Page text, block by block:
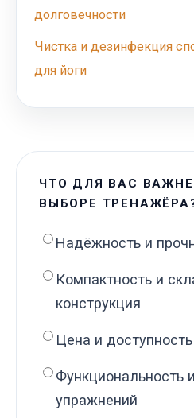
долговечности
Чистка и дезинфекция
для йоги
ЧТО ДЛЯ ВАС
ВЫБОРЕ
Надёжность и
Компактность и
конструкция
Цена и доступность
Функциональность
упражнений